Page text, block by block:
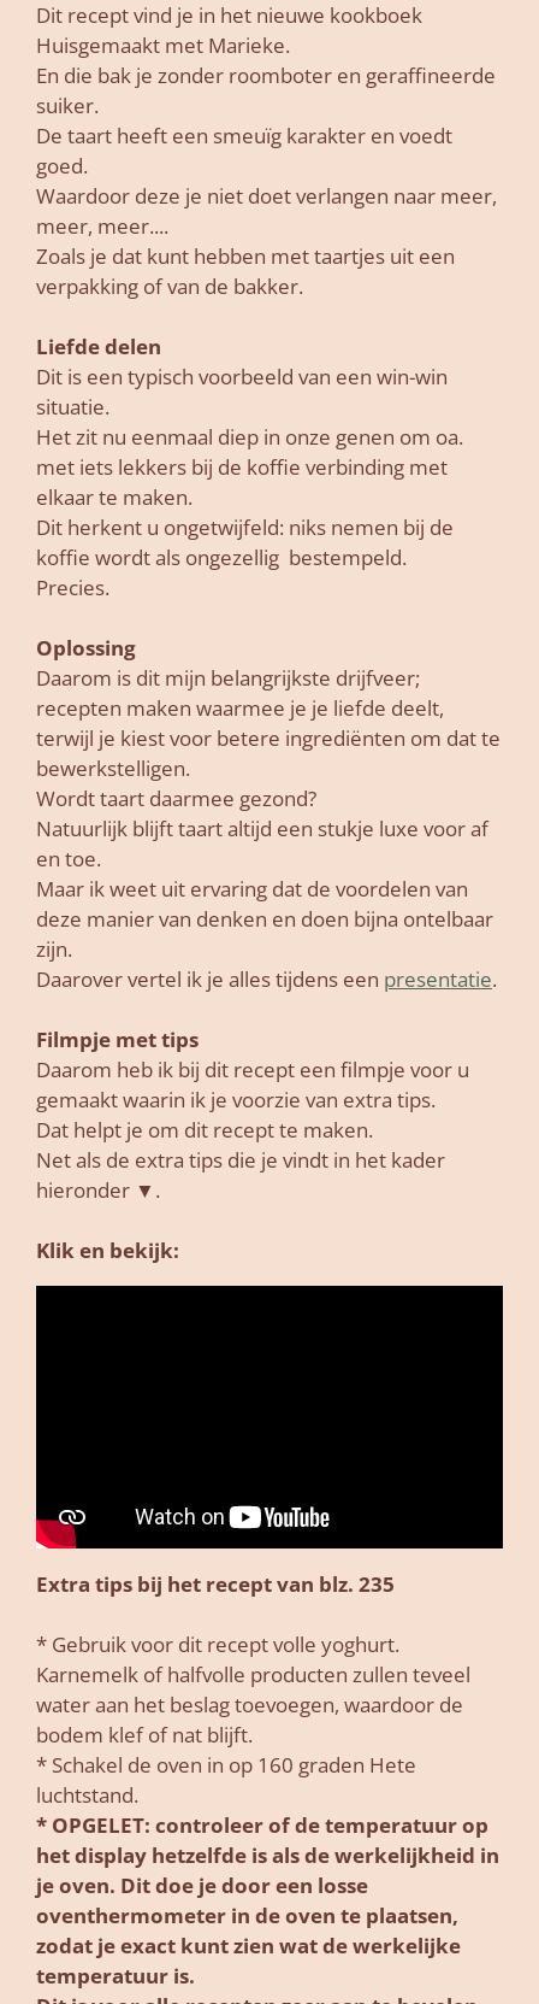
Dit recept vind je in het nieuwe kookboek
Huisgemaakt met Marieke.
En die bak je zonder roomboter en geraffineerde
suiker.
De taart heeft een smeuïg karakter en voedt
goed.
Waardoor deze je niet doet verlangen naar meer,
meer, meer....
Zoals je dat kunt hebben met taartjes uit een
verpakking of van de bakker.
Liefde delen
Dit is een typisch voorbeeld van een win-win
situatie.
Het zit nu eenmaal diep in onze genen om oa.
met iets lekkers bij de koffie verbinding met
elkaar te maken.
Dit herkent u ongetwijfeld: niks nemen bij de
koffie wordt als ongezellig bestempeld.
Precies.
Oplossing
Daarom is dit mijn belangrijkste drijfveer;
recepten maken waarmee je je liefde deelt,
terwijl je kiest voor betere ingrediënten om dat te
bewerkstelligen.
Wordt taart daarmee gezond?
Natuurlijk blijft taart altijd een stukje luxe voor af
en toe.
Maar ik weet uit ervaring dat de voordelen van
deze manier van denken en doen bijna ontelbaar
zijn.
Daarover vertel ik je alles tijdens een presentatie.
Filmpje met tips
Daarom heb ik bij dit recept een filmpje voor u
gemaakt waarin ik je voorzie van extra tips.
Dat helpt je om dit recept te maken.
Net als de extra tips die je vindt in het kader
hieronder ▼.
Klik en bekijk:
Extra tips bij het recept van blz. 235
* Gebruik voor dit recept volle yoghurt.
Karnemelk of halfvolle producten zullen teveel
water aan het beslag toevoegen, waardoor de
bodem klef of nat blijft.
* Schakel de oven in op 160 graden Hete
luchtstand.
* OPGELET: controleer of de temperatuur op
het display hetzelfde is als de werkelijkheid in
je oven. Dit doe je door een losse
oventhermometer in de oven te plaatsen,
zodat je exact kunt zien wat de werkelijke
temperatuur is.